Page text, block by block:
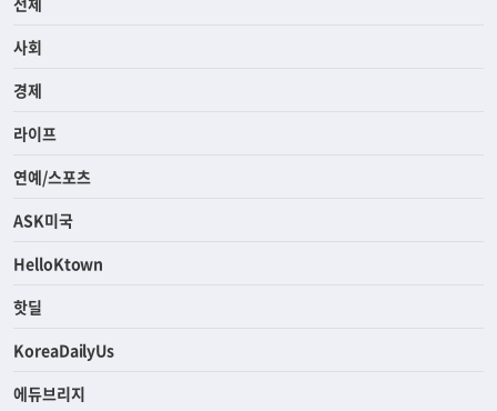
전체
사회
경제
라이프
연예/스포츠
ASK미국
HelloKtown
핫딜
KoreaDailyUs